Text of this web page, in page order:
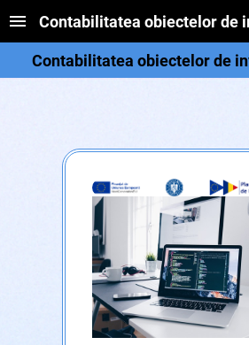
Contabilitatea obiectelor de
Contabilitatea obiectelor de